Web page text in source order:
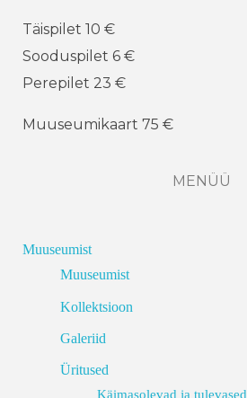
Täispilet 10 €
Sooduspilet 6 €
Perepilet 23 €
Muuseumikaart 75 €
MENÜÜ
Muuseumist
Muuseumist
Kollektsioon
Galeriid
Üritused
Käimasolevad ja tulevased